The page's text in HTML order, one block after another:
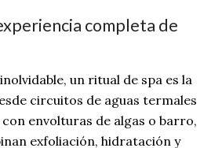
completa de
un ritual de spa es la
circuitos de aguas termales
envolturas de algas o barro,
exfoliación, hidratación y